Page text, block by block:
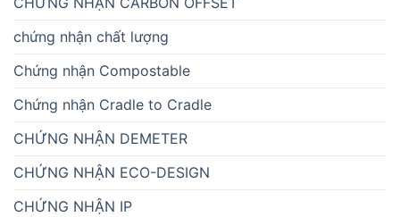
chứng nhận chất lượng
Chứng nhận Compostable
Chứng nhận Cradle to Cradle
CHỨNG NHẬN DEMETER
CHỨNG NHẬN ECO-DESIGN
CHỨNG NHẬN IP